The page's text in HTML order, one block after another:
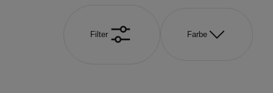
Filter Farbe